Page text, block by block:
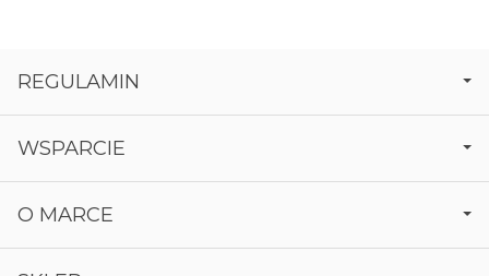
REGULAMIN
WSPARCIE
O MARCE